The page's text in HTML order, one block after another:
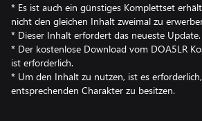
* Es ist auch ein günstiges Komplettset
nicht den gleichen Inhalt zweimal zu
* Dieser Inhalt erfordert das neueste Update.
* Der kostenlose Download vom DOA5LR
ist erforderlich.
* Um den Inhalt zu nutzen, ist es
entsprechenden Charakter zu besitzen.